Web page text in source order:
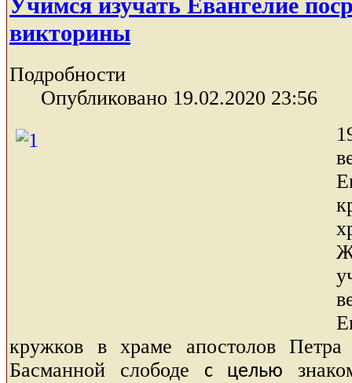
викторины
Подробности
Опубликовано 19.02.2020 23:56
кружков в храме апостолов
Басманной слободе с целью